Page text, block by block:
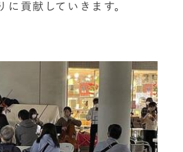
に貢献していきます。